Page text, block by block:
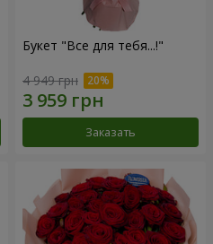
Букет "Все для тебя...!"
4 949 грн
Заказать